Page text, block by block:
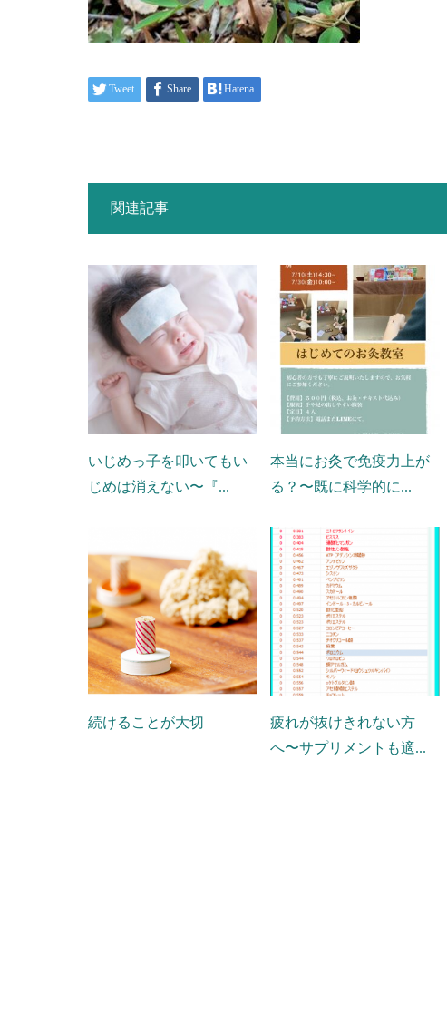
Tweet Share Hatena
関連記事
いじめっ子を叩いてもい
じめは消えない〜『...
本当にお灸で免疫力上が
る？〜既に科学的に...
続けることが大切
疲れが抜けきれない方
へ〜サプリメントも適...